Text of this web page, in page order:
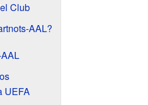
Club
AAL?
UEFA